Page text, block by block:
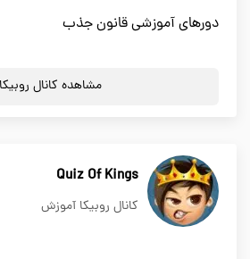
دورهای آموزشی قانون جذب
مشاهده کانال روبیکا
Quiz Of Kings
کانال روبیکا آموزش